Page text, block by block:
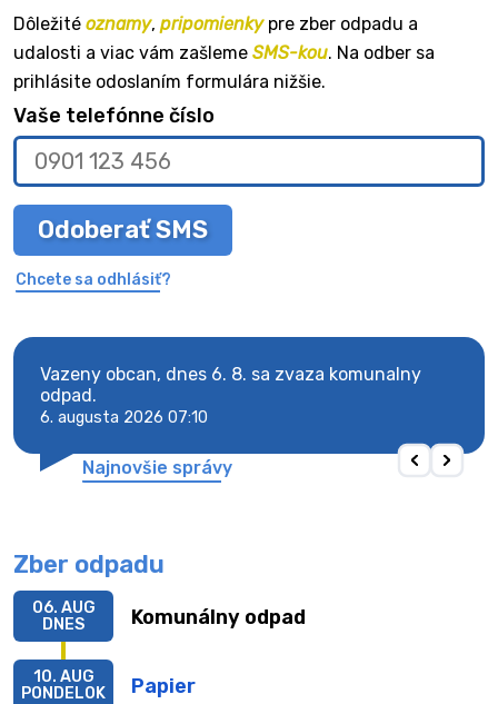
Dôležité oznamy, pripomienkypre zber odpadu a
udalosti a viac vám zašleme SMS-kou. Na odber sa
prihlásite odoslaním formulára nižšie.
Vaše telefónne číslo
Odoberať SMS
Chcete sa odhlásiť?
Vazeny obcan, dnes 6. 8. sa zvaza komunalny
odpad.
6. augusta 2026 07:10
Najnovšie správy
Zber odpadu
Komunálny odpad
06. AUG
DNES
Papier
10. AUG
PONDELOK